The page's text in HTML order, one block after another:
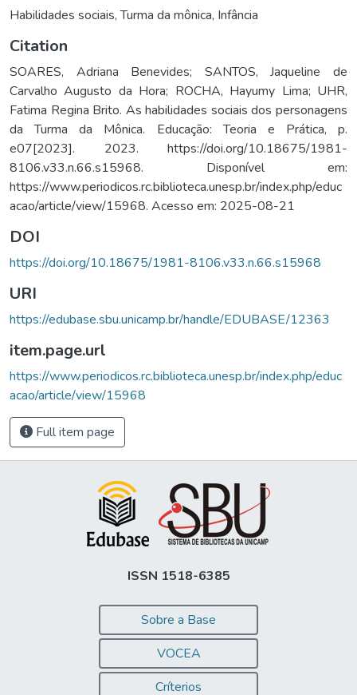
Habilidades sociais,Turma da mônica, Infância
Citation
SOARES, Adriana Benevides; SANTOS, Jaqueline de
Carvalho Augusto da Hora; ROCHA, Hayumy Lima; UHR,
Fatima Regina Brito. As habilidades sociais dos personagens
da Turma da Mônica. Educação: Teoria e Prática, p.
e07[2023]. 2023. https://doi.org/10.18675/1981-
8106.v33.n.66.s15968. Disponível em:
https://www.periodicos.rc.biblioteca.unesp.br/index.php/educ
acao/article/view/15968. Acesso em: 2025-08-21
DOI
https://doi.org/10.18675/1981-8106.v33.n.66.s15968
URI
https://edubase.sbu.unicamp.br/handle/EDUBASE/12363
item.page.url
https://www.periodicos.rc.biblioteca.unesp.br/index.php/educ
acao/article/view/15968
Full item page
ISSN 1518-6385
Sobre a Base
VOCEA
Críterios